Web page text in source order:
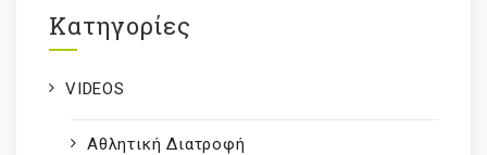
Kατηγορίες
VIDEOS
Αθλητική Διατροφή